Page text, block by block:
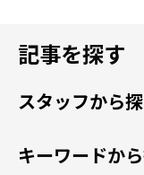
記事を探す
スタッフから
キーワードか